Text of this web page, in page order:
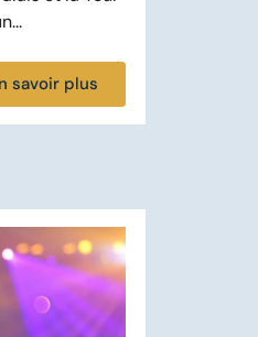
savoir plus